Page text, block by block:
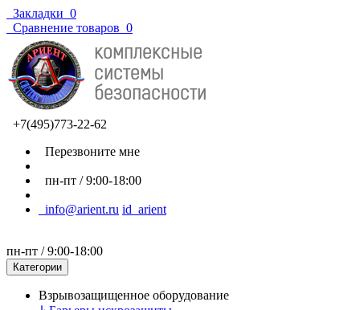
Закладки 0
Сравнение товаров 0
+7(495)773-22-62
Перезвоните мне
пн-пт / 9:00-18:00
info@arient.ru id_arient
пн-пт / 9:00-18:00
Категории
Взрывозащищенное оборудование